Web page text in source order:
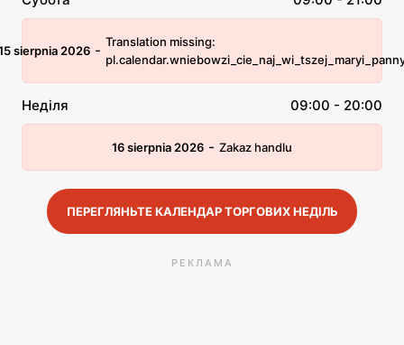
sierpnia 2026 - Translation missing:
Неділя 09:00 - 20:00
16 sierpnia 2026 - Zakaz handlu
ПЕРЕГЛЯНЬТЕ КАЛЕНДАР ТОРГОВИХ НЕДІЛЬ
РЕКЛАМА